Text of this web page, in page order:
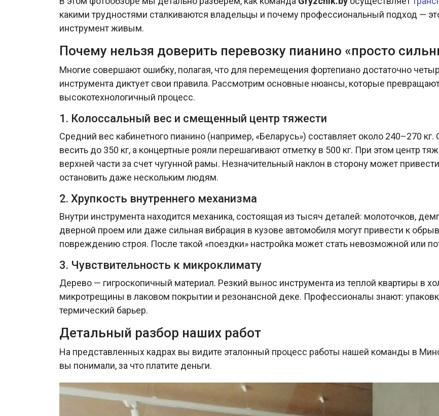
какими трудностями сталкиваются владельцы и почему профессиональный подход —
инструмент живым.
Почему нельзя доверить перевозку пианино «просто
Многие совершают ошибку, полагая, что для перемещения фортепиано достаточно
инструмента диктует свои правила. Рассмотрим основные нюансы, которые
высокотехнологичный процесс.
1. Колоссальный вес и смещенный центр тяжести
Средний вес кабинетного пианино (например, «Беларусь») составляет около 240–270
весить до 350 кг, а концертные рояли перешагивают отметку в 500 кг. При этом центр
верхней части за счет чугунной рамы. Незначительный наклон в сторону может
остановить даже нескольким людям.
2. Хрупкость внутреннего механизма
Внутри инструмента находится механика, состоящая из тысяч деталей: молоточков,
дверной проем или даже сильная вибрация в кузове автомобиля могут привести к
повреждению строя. После такой «поездки» настройка может стать невозможной или
3. Чувствительность к микроклимату
Дерево — гигроскопичный материал. Резкий вынос инструмента из теплой квартиры в
микротрещины в лаковом покрытии и резонансной деке. Профессионалы знают:
термический барьер.
Детальный разбор наших работ
На представленных кадрах вы видите эталонный процесс работы нашей команды в
вы понимали, за что платите деньги.